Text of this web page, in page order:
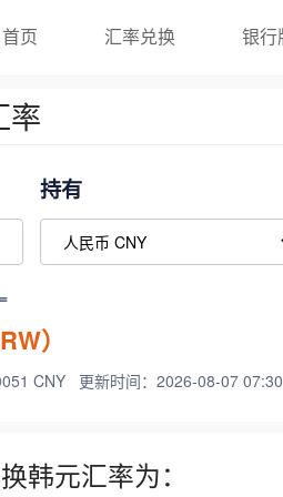
首页 汇率兑换 银行
率
持有
）
CNY 更新时间：2026-08-07
韩元汇率为：